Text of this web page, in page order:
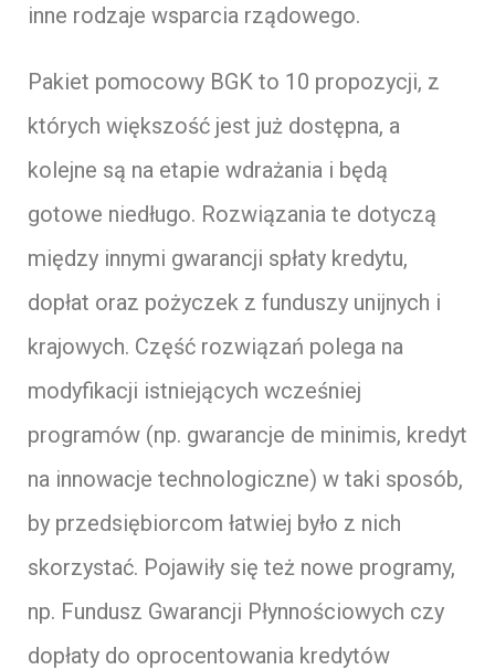
inne rodzaje wsparcia rządowego.
Pakiet pomocowy BGK to 10 propozycji, z
których większość jest już dostępna, a
kolejne są na etapie wdrażania i będą
gotowe niedługo. Rozwiązania te dotyczą
między innymi gwarancji spłaty kredytu,
dopłat oraz pożyczek z funduszy unijnych i
krajowych. Część rozwiązań polega na
modyfikacji istniejących wcześniej
programów (np. gwarancje de minimis, kredyt
na innowacje technologiczne) w taki sposób,
by przedsiębiorcom łatwiej było z nich
skorzystać. Pojawiły się też nowe programy,
np. Fundusz Gwarancji Płynnościowych czy
dopłaty do oprocentowania kredytów